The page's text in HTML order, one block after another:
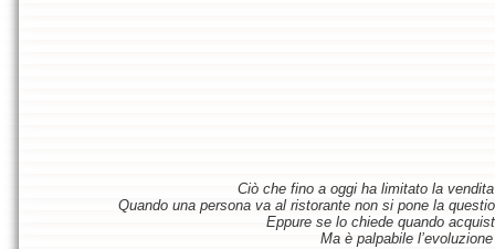
Ciò che fino a oggi ha limitato la
Quando una persona va al ristorante non si pone la
Eppure se lo chiede quando
Ma è palpabile